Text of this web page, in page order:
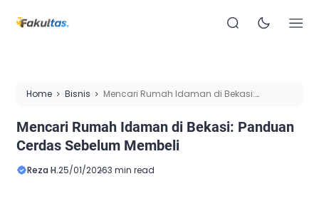
Home Bisnis
Mencari Rumah Idaman di Bekasi:
Mencari Rumah Idaman di Bekasi: Panduan
Cerdas Sebelum Membeli
Reza H.25/01/20263 min read